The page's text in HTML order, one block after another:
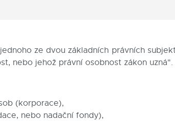
ze dvou základních právních
nebo jehož právní osobnost zákon uzná".
(korporace),
nebo nadační fondy),